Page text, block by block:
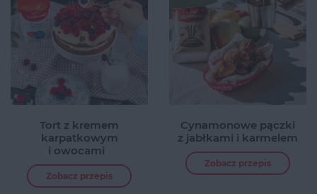
Tort z kremem
karpatkowym
i owocami
Zobacz przepis
Cynamonowe pączki
z jabłkami i karmelem
Zobacz przepis